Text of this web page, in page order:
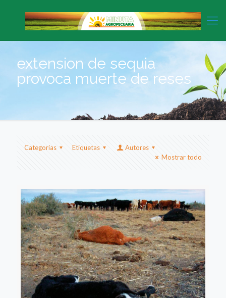
extension de sequia
provoca muerte de reses
Categorias Etiquetas
Autores
Mostrar todo